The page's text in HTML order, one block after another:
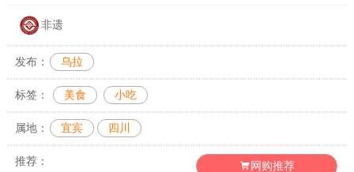
非遗
发布： 乌拉
标签： 美食 小吃
属地： 宜宾 四川
推荐： 网购推荐